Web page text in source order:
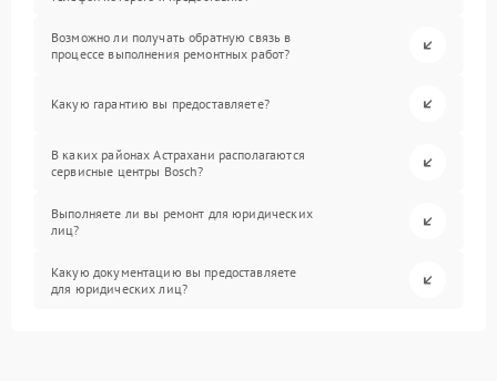
Возможно ли получать обратную связь в
процессе выполнения ремонтных работ?
Какую гарантию вы предоставляете?
В каких районах Астрахани располагаются
сервисные центры Bosch?
Выполняете ли вы ремонт для юридических
лиц?
Какую документацию вы предоставляете
для юридических лиц?